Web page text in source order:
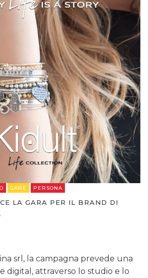
GARE PERSONA
LA GARA PER IL BRAND DI
srl, la campagna prevede una
digital, attraverso lo studio e lo